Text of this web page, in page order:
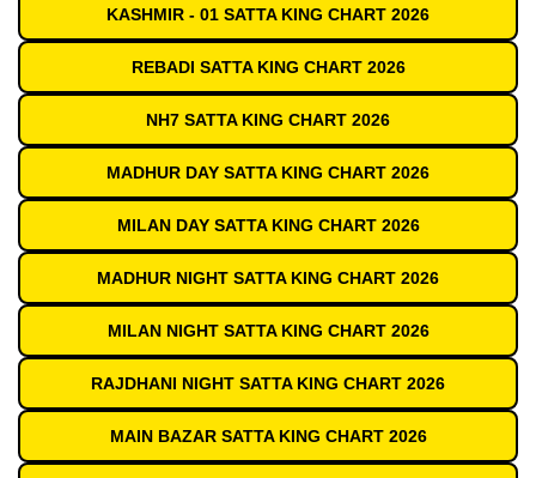
KASHMIR - 01 SATTA KING CHART 2026
REBADI SATTA KING CHART 2026
NH7 SATTA KING CHART 2026
MADHUR DAY SATTA KING CHART 2026
MILAN DAY SATTA KING CHART 2026
MADHUR NIGHT SATTA KING CHART 2026
MILAN NIGHT SATTA KING CHART 2026
RAJDHANI NIGHT SATTA KING CHART 2026
MAIN BAZAR SATTA KING CHART 2026